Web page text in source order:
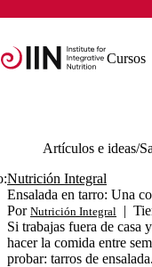
Cursos
Artículos e ideas
Nutrición Integral
Ensalada en tarro: Una
Por Nutrición Integral |
Si trabajas fuera de casa
hacer la comida entre
probar: tarros de